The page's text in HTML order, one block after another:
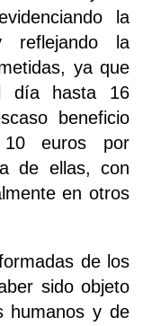
la
reflejando la
ya que
día hasta 16
beneficio
euros por
de ellas, con
en otros
de los
sido objeto
humanos y de